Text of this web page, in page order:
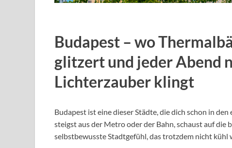
Budapest – wo
glitzert und jeder Abend
Lichterzauber klingt
Budapest ist eine dieser Städte, die dich schon in
steigst aus der Metro oder der Bahn, schaust auf
selbstbewusste Stadtgefühl, das trotzdem nicht kühl